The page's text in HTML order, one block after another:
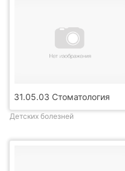
31.05.03 Стоматология
Детских болезней